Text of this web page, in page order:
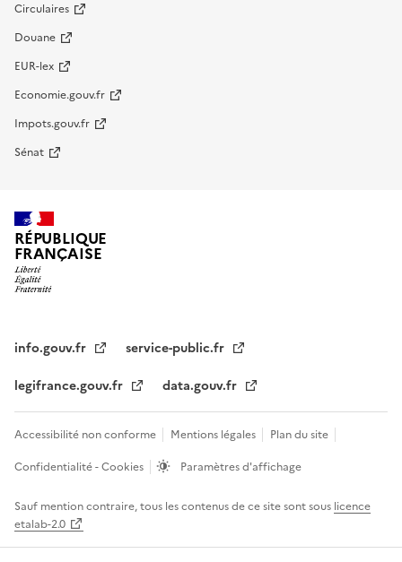
Circulaires
Douane
EUR-lex
Economie.gouv.fr
Impots.gouv.fr
Sénat
RÉPUBLIQUE
FRANÇAISE
info.gouv.fr
service-public.fr
legifrance.gouv.fr
data.gouv.fr
Accessibilité non conforme Mentions légales
Plan du site
Confidentialité - Cookies
Paramètres d'affichage
Sauf mention contraire, tous les contenus de ce site sont sous licence
etalab-2.0